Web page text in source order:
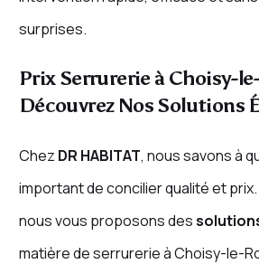
surprises.
Prix Serrurerie à Choisy-
Découvrez Nos Solutions
Chez DR HABITAT, nous savons à
important de concilier qualité et prix.
nous vous proposons des
matière de serrurerie à Choisy-le-